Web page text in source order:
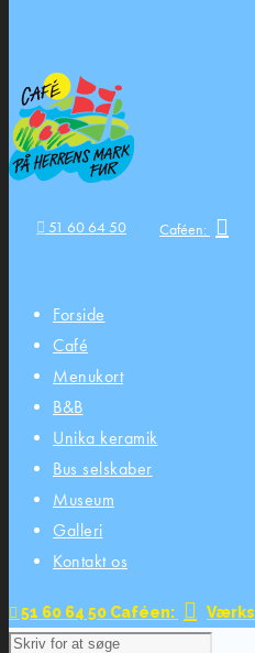
51 60 64 50 Caféen:
Forside
Café
Menukort
B&B
Unika keramik
Bus selskaber
Museum
Galleri
Kontakt os
51 60 64 50 Caféen: